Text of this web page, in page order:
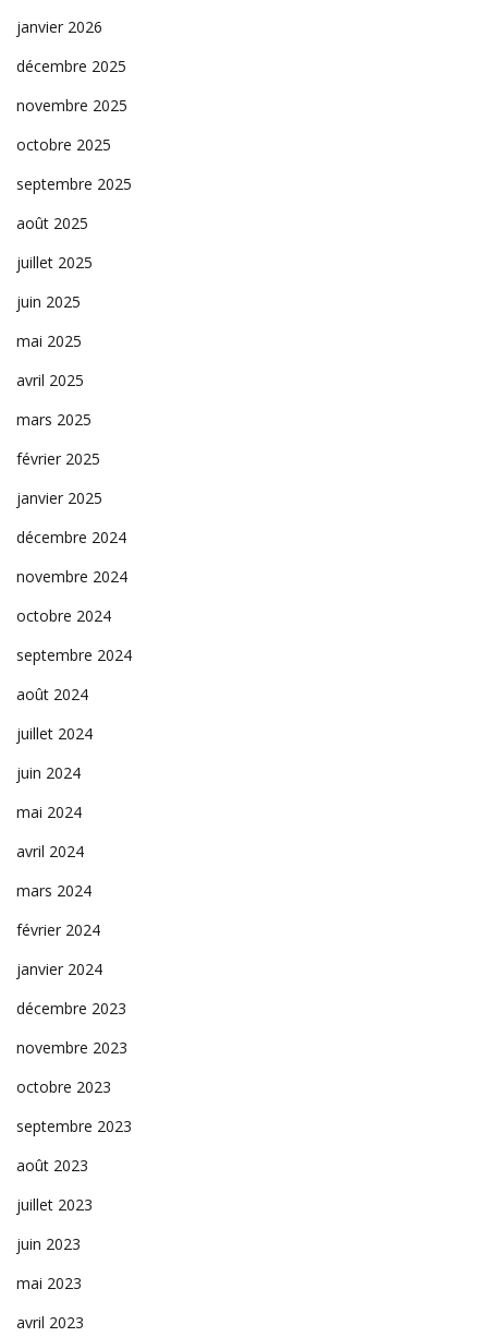
janvier 2026
décembre 2025
novembre 2025
octobre 2025
septembre 2025
août 2025
juillet 2025
juin 2025
mai 2025
avril 2025
mars 2025
février 2025
janvier 2025
décembre 2024
novembre 2024
octobre 2024
septembre 2024
août 2024
juillet 2024
juin 2024
mai 2024
avril 2024
mars 2024
février 2024
janvier 2024
décembre 2023
novembre 2023
octobre 2023
septembre 2023
août 2023
juillet 2023
juin 2023
mai 2023
avril 2023